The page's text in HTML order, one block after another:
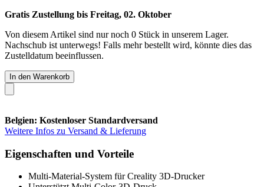
Gratis Zustellung bis Freitag, 02. Oktober
Von diesem Artikel sind nur noch 0 Stück in unserem Lager.
Nachschub ist unterwegs! Falls mehr bestellt wird, könnte dies das
Zustelldatum beeinflussen.
In den Warenkorb
Belgien: Kostenloser Standardversand
Weitere Infos zu Versand & Lieferung
Eigenschaften und Vorteile
Multi-Material-System für Creality 3D-Drucker